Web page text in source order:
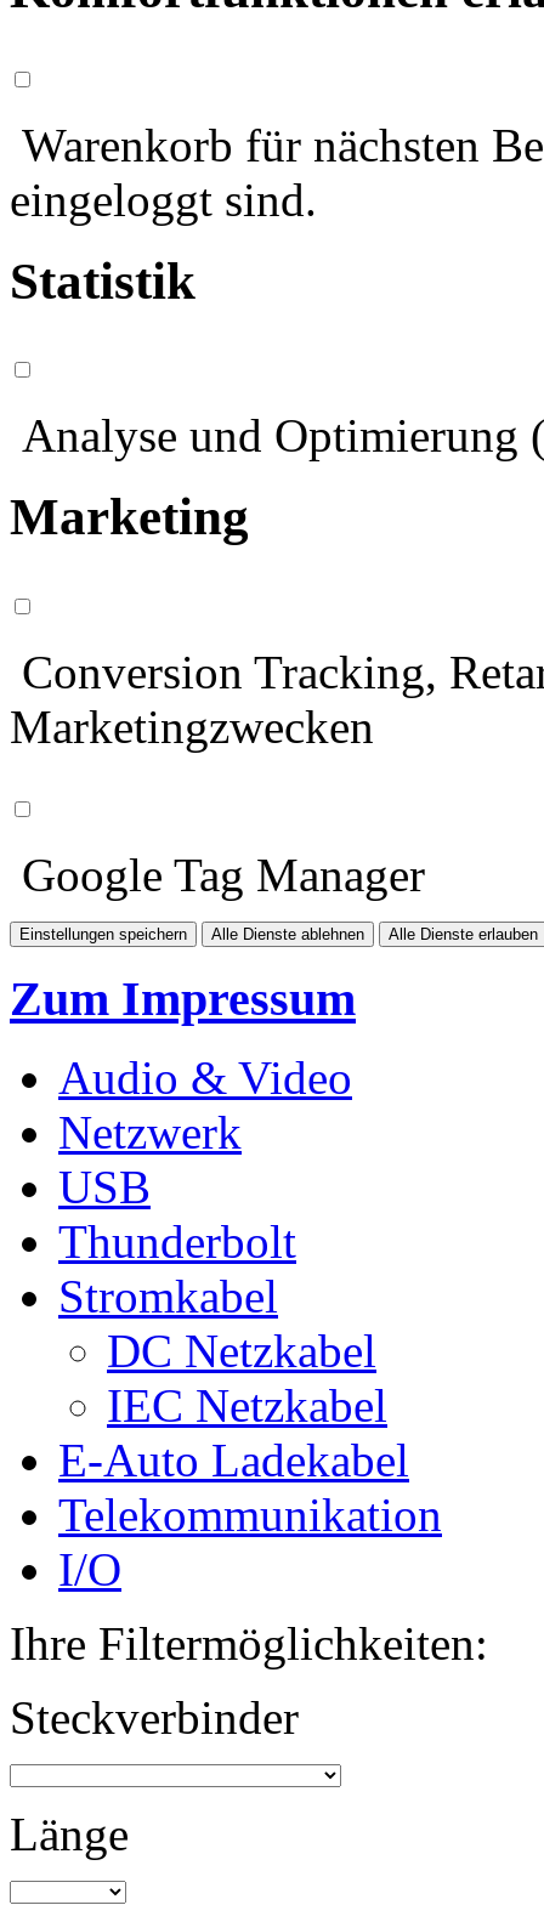
Warenkorb für nächsten
eingeloggt sind.
Statistik
Analyse und Optimierung
Marketing
Conversion Tracking,
Marketingzwecken
Google Tag Manager
Einstellungen speichern Alle Dienste ablehnen Alle Dienste erlauben
Zum Impressum
Audio & Video
Netzwerk
USB
Thunderbolt
Stromkabel
DC Netzkabel
IEC Netzkabel
E-Auto Ladekabel
Telekommunikation
I/O
Ihre Filtermöglichkeiten:
Steckverbinder
Länge